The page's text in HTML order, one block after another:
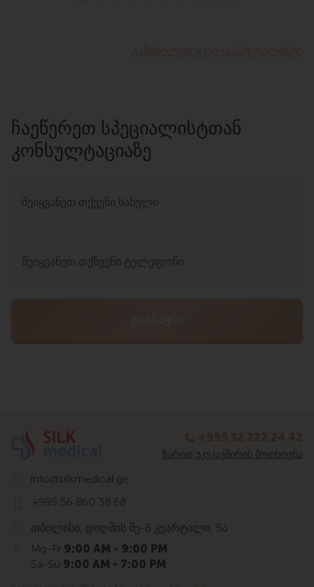
ᲩᲐᲔᲬᲔᲠᲔᲗ ᲡᲞᲔᲪᲘᲐᲚᲘᲡᲢᲗᲐᲜ
ᲙᲝᲜᲡᲣᲚᲢᲐᲪᲘᲐᲖᲔ
ᲖᲐᲠᲘᲗ ᲣᲙᲣᲙᲐᲕᲨᲘᲠᲘᲡ ᲛᲝᲗᲮᲝᲕᲜᲐ
info@silkmedical.ge
+995 56 860 38 68
თბილისი, დიღმის მე-6 კვარტალი, 5ა
Mo-Fr 9:00 AM - 9:00 PM
Sa-Su 9:00 AM - 7:00 PM